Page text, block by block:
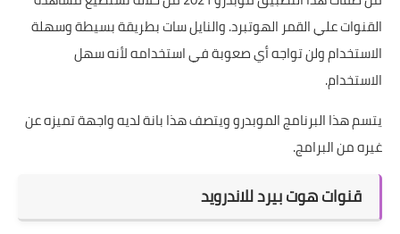
القنوات علي القمر الهوتبرد. والنايل سات بطريقة بسيطة وسهلة
الاستخدام ولن تواجه أي صعوبة في استخدامه لأنه سهل
الاستخدام.
يتسم هذا البرنامج الموبدرو ويتصف هذا بانة لديه واجهة تميزه عن
غيره من البرامج.
قنوات هوت بيرد للاندرويد